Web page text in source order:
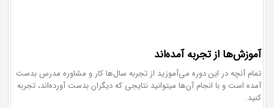
آموزش‌ها از تجربه آمده‌اند
تمام آنچه در این دوره می‌آموزید از تجربه سال‌ها کار و مشاوره مدرس بدست
آمده است و با انجام آن‌ها میتوانید نتایجی که دیگران بدست آورده‌اند، تجربه
کنید.